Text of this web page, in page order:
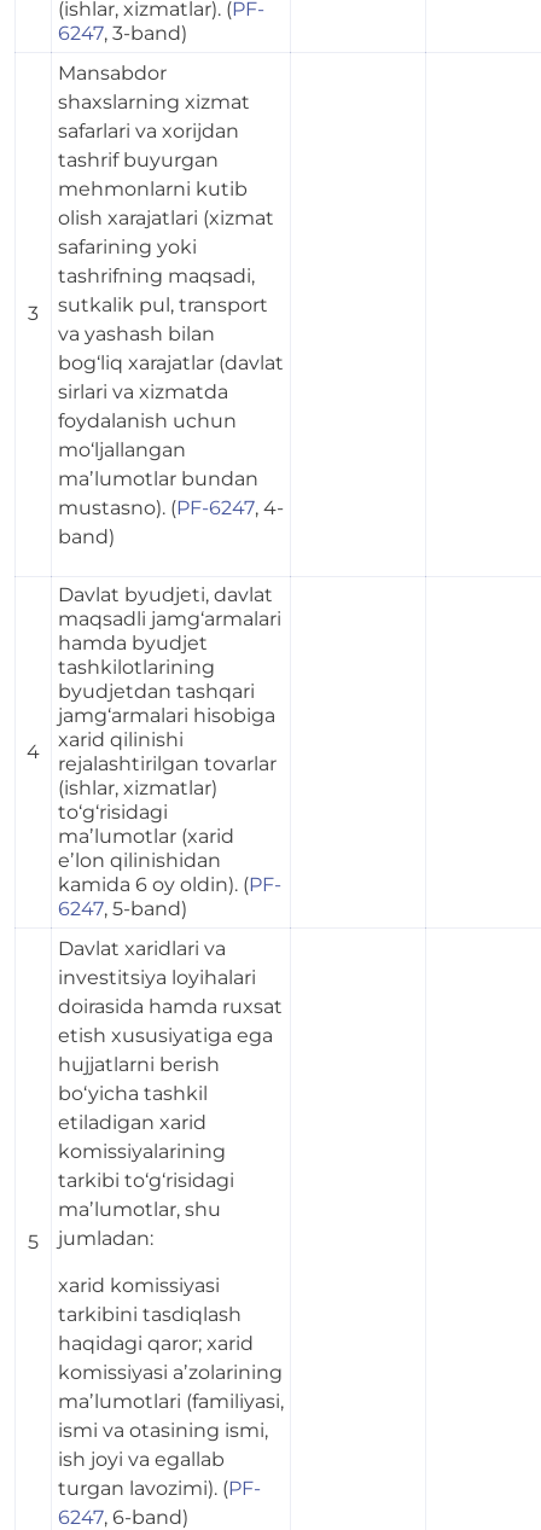
(ishlar, xizmatlar). (PF-
6247, 3-band)
3
Mansabdor
shaxslarning xizmat
safarlari va xorijdan
tashrif buyurgan
mehmonlarni kutib
olish xarajatlari (xizmat
safarining yoki
tashrifning maqsadi,
sutkalik pul, transport
va yashash bilan
bog‘liq xarajatlar (davlat
sirlari va xizmatda
foydalanish uchun
mo‘ljallangan
maʼlumotlar bundan
mustasno). (PF-6247, 4-
band)
4
Davlat byudjeti, davlat
maqsadli jamg‘armalari
hamda byudjet
tashkilotlarining
byudjetdan tashqari
jamg‘armalari hisobiga
xarid qilinishi
rejalashtirilgan tovarlar
(ishlar, xizmatlar)
to‘g‘risidagi
maʼlumotlar (xarid
eʼlon qilinishidan
kamida 6 oy oldin). (PF-
6247, 5-band)
5
Davlat xaridlari va
investitsiya loyihalari
doirasida hamda ruxsat
etish xususiyatiga ega
hujjatlarni berish
bo‘yicha tashkil
etiladigan xarid
komissiyalarining
tarkibi to‘g‘risidagi
maʼlumotlar, shu
jumladan:
xarid komissiyasi
tarkibini tasdiqlash
haqidagi qaror; xarid
komissiyasi aʼzolarining
maʼlumotlari (familiyasi,
ismi va otasining ismi,
ish joyi va egallab
turgan lavozimi). (PF-
6247, 6-band)